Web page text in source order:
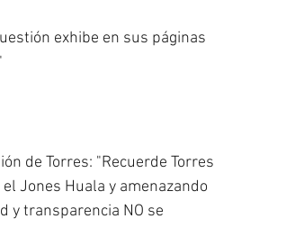
exhibe en sus páginas
de Torres: "Recuerde Torres
Jones Huala y amenazando
y transparencia NO se